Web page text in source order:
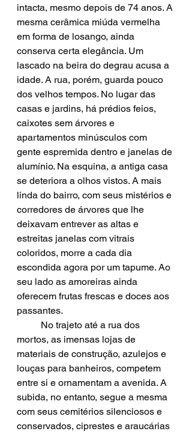
intacta, mesmo depois de 74 anos. A
mesma cerâmica miúda vermelha
em forma de losango, ainda
conserva certa elegância. Um
lascado na beira do degrau acusa a
idade. A rua, porém, guarda pouco
dos velhos tempos. No lugar das
casas e jardins, há prédios feios,
caixotes sem árvores e
apartamentos minúsculos com
gente espremida dentro e janelas de
alumínio. Na esquina, a antiga casa
se deteriora a olhos vistos. A mais
linda do bairro, com seus mistérios e
corredores de árvores que lhe
deixavam entrever as altas e
estreitas janelas com vitrais
coloridos, morre a cada dia
escondida agora por um tapume. Ao
seu lado as amoreiras ainda
oferecem frutas frescas e doces aos
passantes.
mortos, as imensas lojas de
materiais de construção, azulejos e
louças para banheiros, competem
entre si e ornamentam a avenida. A
subida, no entanto, segue a mesma
com seus cemitérios silenciosos e
conservados, ciprestes e araucárias